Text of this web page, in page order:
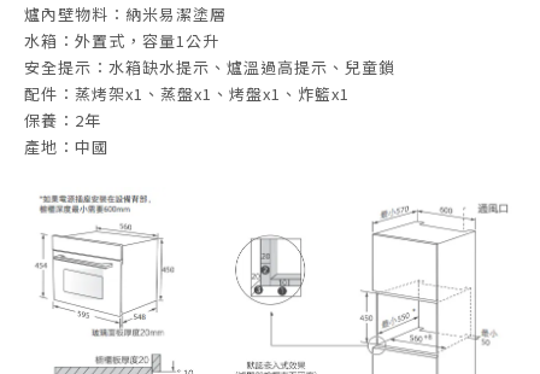
爐內壁物料：納米易潔塗層
水箱：外置式，容量1公升
安全提示：水箱缺水提示、爐溫過高提示、兒童鎖
配件：蒸烤架x1、蒸盤x1、烤盤x1、炸籃x1
保養：2年
產地：中國